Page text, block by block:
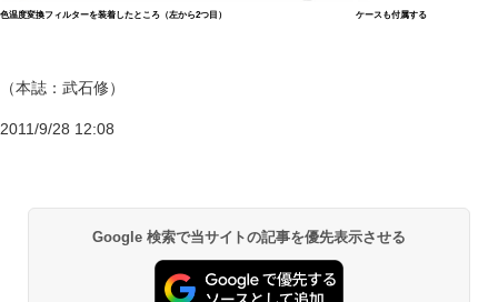
色温度変換フィルターを装着したところ（左から2つ目） ケースも付属する
（本誌：武石修）
2011/9/28 12:08
Google 検索で当サイトの記事を優先表示させる